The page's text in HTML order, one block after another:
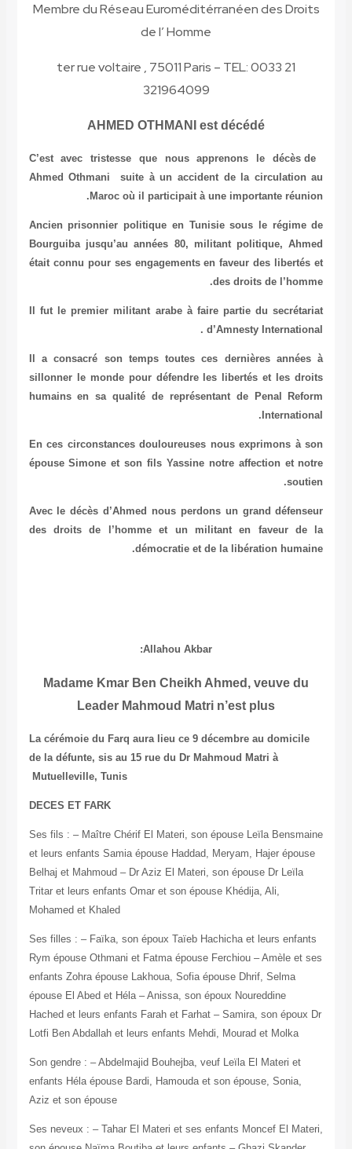
Membre du Réseau Euroméditérranéen des Droits
de l’ Homme
21 ter rue voltaire , 75011 Paris – TEL: 0033
321964099
AHMED OTHMANI est décédé
C’est avec tristesse que nous apprenons le décès de
Ahmed Othmani suite à un accident de la circulation au
Maroc où il participait à une importante réunion.
Ancien prisonnier politique en Tunisie sous le régime de
Bourguiba jusqu’au années 80, militant politique, Ahmed
était connu pour ses engagements en faveur des libertés et
des droits de l’homme.
Il fut le premier militant arabe à faire partie du secrétariat
d’Amnesty International .
Il a consacré son temps toutes ces dernières années à
sillonner le monde pour défendre les libertés et les droits
humains en sa qualité de représentant de Penal Reform
International.
En ces circonstances douloureuses nous exprimons à son
épouse Simone et son fils Yassine notre affection et notre
soutien.
Avec le décès d’Ahmed nous perdons un grand défenseur
des droits de l’homme et un militant en faveur de la
démocratie et de la libération humaine.
Allahou Akbar:
Madame Kmar Ben Cheikh Ahmed, veuve du
Leader Mahmoud Matri n’est plus
La cérémoie du Farq aura lieu ce 9 décembre au domicile
de la défunte, sis au 15 rue du Dr Mahmoud Matri à
Mutuelleville, Tunis
DECES ET FARK
Ses fils : – Maître Chérif El Materi, son épouse Leïla Bensmaine
et leurs enfants Samia épouse Haddad, Meryam, Hajer épouse
Belhaj et Mahmoud – Dr Aziz El Materi, son épouse Dr Leïla
Tritar et leurs enfants Omar et son épouse Khédija, Ali,
Mohamed et Khaled
Ses filles : – Faïka, son époux Taïeb Hachicha et leurs enfants
Rym épouse Othmani et Fatma épouse Ferchiou – Amèle et ses
enfants Zohra épouse Lakhoua, Sofia épouse Dhrif, Selma
épouse El Abed et Héla – Anissa, son époux Noureddine
Hached et leurs enfants Farah et Farhat – Samira, son époux Dr
Lotfi Ben Abdallah et leurs enfants Mehdi, Mourad et Molka
Son gendre : – Abdelmajid Bouhejba, veuf Leïla El Materi et
enfants Héla épouse Bardi, Hamouda et son épouse, Sonia,
Aziz et son épouse
Ses neveux : – Tahar El Materi et ses enfants Moncef El Materi,